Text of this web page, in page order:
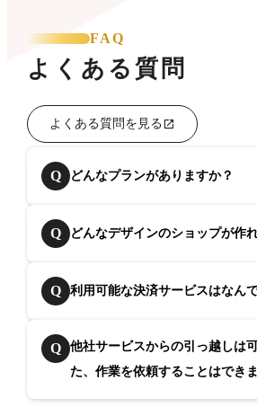
FAQ
よくある質問
よくある質問を見る
Q どんなプランがありますか？
Q どんなデザインのショップが作
Q 利用可能な決済サービスはなん
Q
他社サービスからの引っ越しは
た、作業を依頼することはでき